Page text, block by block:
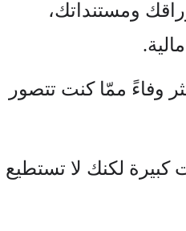
ومستنداتك،
وفاءً ممّا كنت تتصور
لكنك لا تستطيع